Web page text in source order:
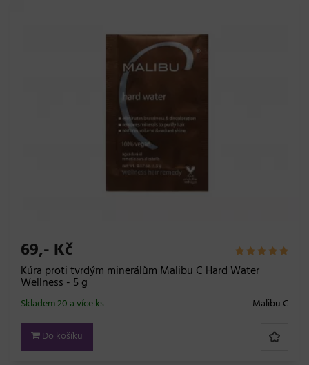
69,- Kč
Kúra proti tvrdým minerálům Malibu C Hard Water
Wellness - 5 g
Malibu C
Skladem 20 a více ks
Do košíku